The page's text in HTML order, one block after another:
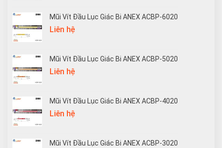
Mũi Vít Đầu Lục Giác Bi ANEX ACBP-6020
Liên hệ
Mũi Vít Đầu Lục Giác Bi ANEX ACBP-5020
Liên hệ
Mũi Vít Đầu Lục Giác Bi ANEX ACBP-4020
Liên hệ
Mũi Vít Đầu Lục Giác Bi ANEX ACBP-3020